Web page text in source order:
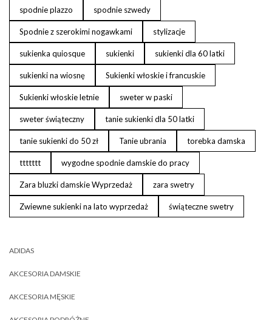
spodnie plazzo spodnie szwedy
Spodnie z szerokimi nogawkami stylizacje
sukienka quiosque sukienki sukienki dla 60 latki
sukienki na wiosnę Sukienki włoskie i francuskie
Sukienki włoskie letnie sweter w paski
sweter świąteczny tanie sukienki dla 50 latki
tanie sukienki do 50 zł Tanie ubrania torebka damska
ttttttt wygodne spodnie damskie do pracy
Zara bluzki damskie Wyprzedaż zara swetry
Zwiewne sukienki na lato wyprzedaż świąteczne swetry
ADIDAS
AKCESORIA DAMSKIE
AKCESORIA MĘSKIE